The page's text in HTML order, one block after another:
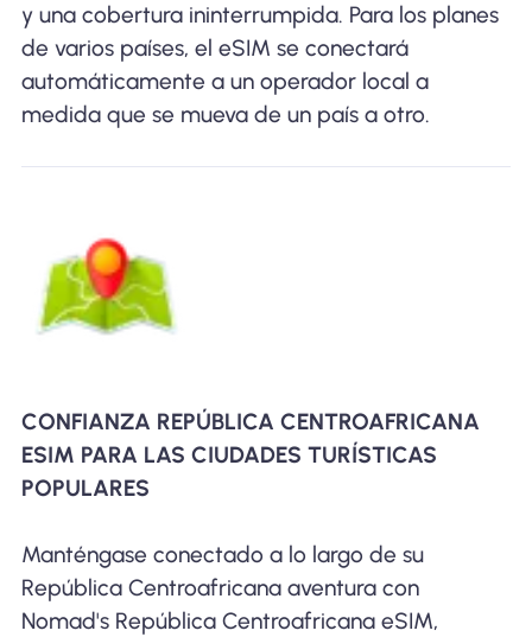
y una cobertura ininterrumpida. Para los planes
de varios países, el eSIM se conectará
automáticamente a un operador local a
medida que se mueva de un país a otro.
CONFIANZA REPÚBLICA CENTROAFRICANA
ESIM PARA LAS CIUDADES TURÍSTICAS
POPULARES
Manténgase conectado a lo largo de su
República Centroafricana aventura con
Nomad's República Centroafricana eSIM,